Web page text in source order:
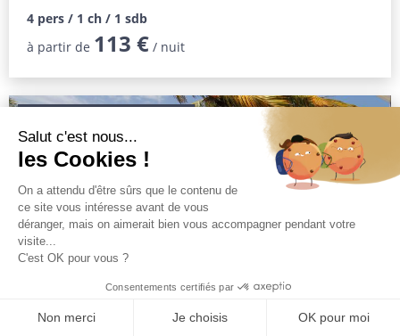
4 pers / 1 ch / 1 sdb
à partir de 113 € / nuit
Appartement récent vue mer